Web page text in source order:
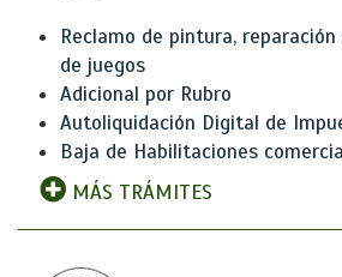
Reclamo de pintura,
de juegos
Adicional por Rubro
Autoliquidación Digital de
Baja de Habilitaciones
MÁS TRÁMITES